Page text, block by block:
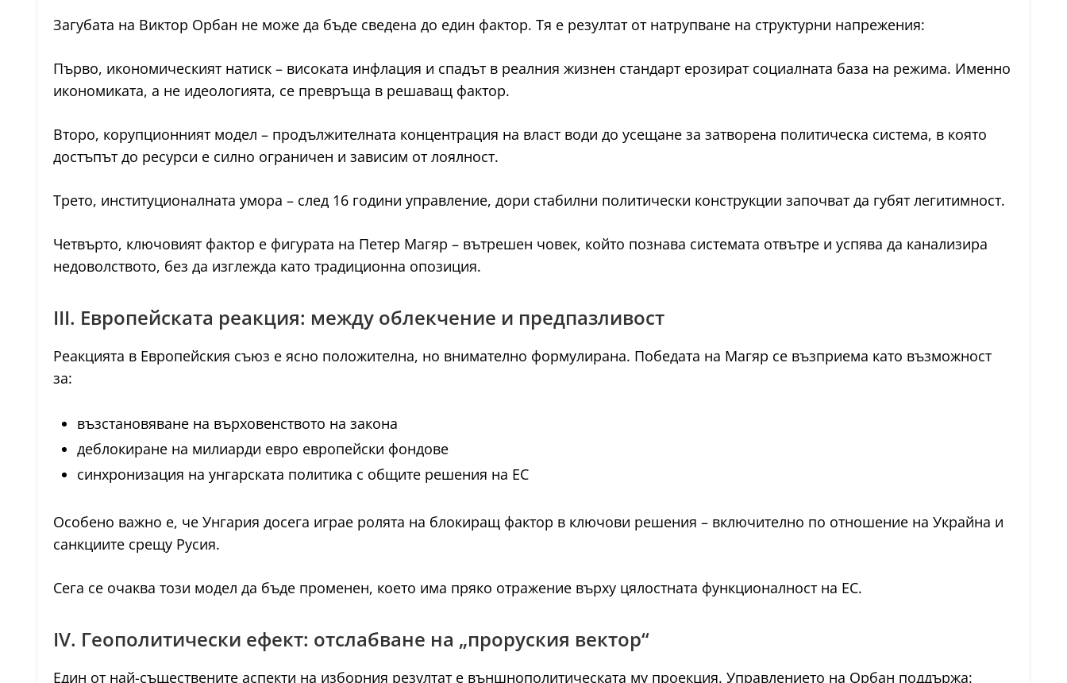
Загубата на Виктор Орбан не може да бъде сведена до един фактор. Тя е резултат от натрупване на структурни напрежения:
Първо, икономическият натиск – високата инфлация и спадът в реалния жизнен стандарт ерозират социалната база на режима. Именно
икономиката, а не идеологията, се превръща в решаващ фактор.
Второ, корупционният модел – продължителната концентрация на власт води до усещане за затворена политическа система, в която
достъпът до ресурси е силно ограничен и зависим от лоялност.
Трето, институционалната умора – след 16 години управление, дори стабилни политически конструкции започват да губят легитимност.
Четвърто, ключовият фактор е фигурата на Петер Магяр – вътрешен човек, който познава системата отвътре и успява да канализира
недоволството, без да изглежда като традиционна опозиция.
III. Европейската реакция: между облекчение и предпазливост
Реакцията в Европейския съюз е ясно положителна, но внимателно формулирана. Победата на Магяр се възприема като възможност
за:
възстановяване на върховенството на закона
деблокиране на милиарди евро европейски фондове
синхронизация на унгарската политика с общите решения на ЕС
Особено важно е, че Унгария досега играе ролята на блокиращ фактор в ключови решения – включително по отношение на Украйна и
санкциите срещу Русия.
Сега се очаква този модел да бъде променен, което има пряко отражение върху цялостната функционалност на ЕС.
IV. Геополитически ефект: отслабване на „проруския вектор“
Един от най-съществените аспекти на изборния резултат е външнополитическата му проекция. Управлението на Орбан поддържа: